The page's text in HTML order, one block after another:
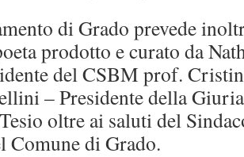
di Grado prevede
prodotto e curato da
del CSBM prof.
– Presidente della
oltre ai saluti del
Comune di Grado.